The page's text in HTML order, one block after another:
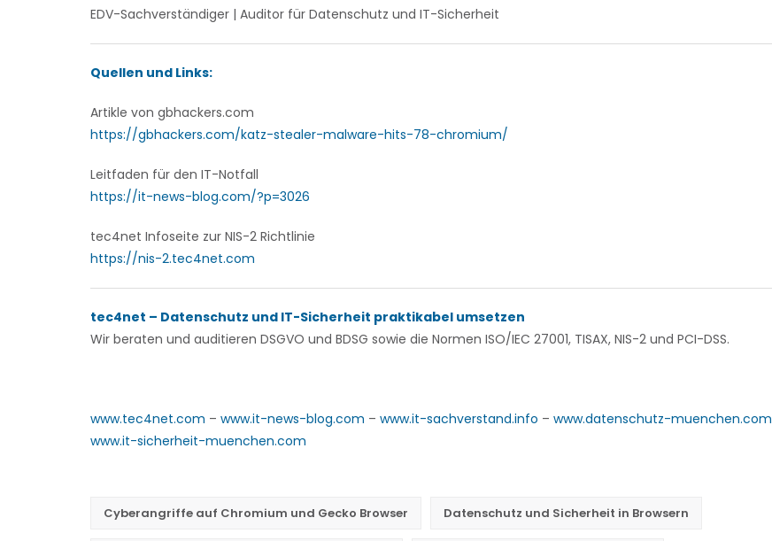
EDV-Sachverständiger | Auditor für Datenschutz und IT-Sicherheit
Quellen und Links:
Artikle von gbhackers.com
https://gbhackers.com/katz-stealer-malware-hits-78-chromium/
Leitfaden für den IT-Notfall
https://it-news-blog.com/?p=3026
tec4net Infoseite zur NIS-2 Richtlinie
https://nis-2.tec4net.com
tec4net – Datenschutz und IT-Sicherheit praktikabel umsetzen
Wir beraten und auditieren DSGVO und BDSG sowie die Normen ISO/IEC 27001, TISAX, NIS-2 und PCI-DSS.
www.tec4net.com – www.it-news-blog.com – www.it-sachverstand.info – www.datenschutz-muenchen.com
www.it-sicherheit-muenchen.com
Cyberangriffe auf Chromium und Gecko Browser Datenschutz und Sicherheit in Browsern